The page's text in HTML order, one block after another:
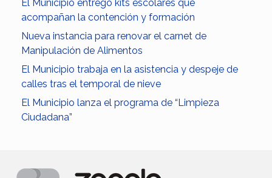
El Municipio entregó kits escolares que
acompañan la contención y formación
Nueva instancia para renovar el carnet de
Manipulación de Alimentos
El Municipio trabaja en la asistencia y despeje de
calles tras el temporal de nieve
El Municipio lanza el programa de “Limpieza
Ciudadana”